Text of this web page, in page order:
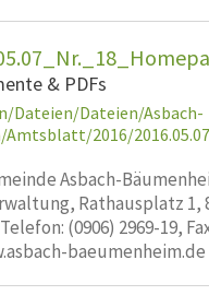
& PDFs
Dateien/Dateien/Asbach-
2016/
Asbach-
Rathausplatz 1,
(0906) 2969-19,